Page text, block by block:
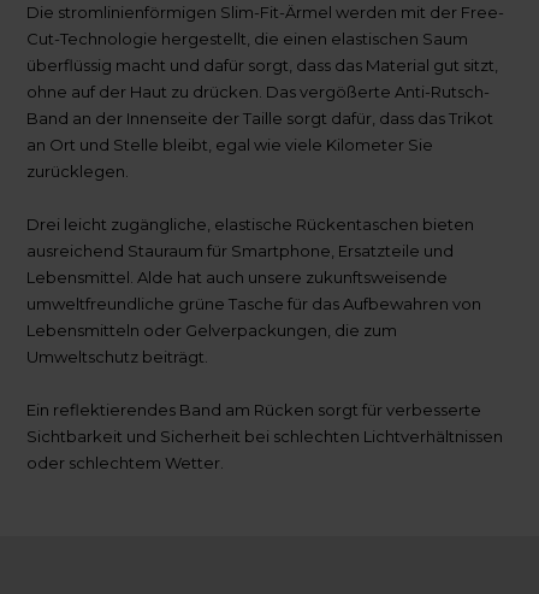
Die stromlinienförmigen Slim-Fit-Ärmel werden mit der Free-
Cut-Technologie hergestellt, die einen elastischen Saum
überflüssig macht und dafür sorgt, dass das Material gut sitzt,
ohne auf der Haut zu drücken. Das vergößerte Anti-Rutsch-
Band an der Innenseite der Taille sorgt dafür, dass das Trikot
an Ort und Stelle bleibt, egal wie viele Kilometer Sie
zurücklegen.
Drei leicht zugängliche, elastische Rückentaschen bieten
ausreichend Stauraum für Smartphone, Ersatzteile und
Lebensmittel. Alde hat auch unsere zukunftsweisende
umweltfreundliche grüne Tasche für das Aufbewahren von
Lebensmitteln oder Gelverpackungen, die zum
Umweltschutz beiträgt.
Ein reflektierendes Band am Rücken sorgt für verbesserte
Sichtbarkeit und Sicherheit bei schlechten Lichtverhältnissen
oder schlechtem Wetter.